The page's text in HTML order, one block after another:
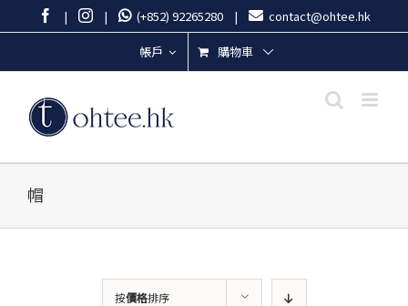
to
Facebook
| Instagram
| (+852) 92265280 | contact@ohtee.hk
帳戶 購物車
帽
按價格排序